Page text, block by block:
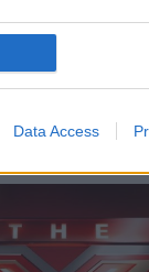
Data Access
lui
unealta lui